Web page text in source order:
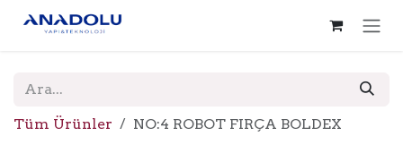
Tüm Ürünler NO:4 ROBOT FIRÇA BOLDEX